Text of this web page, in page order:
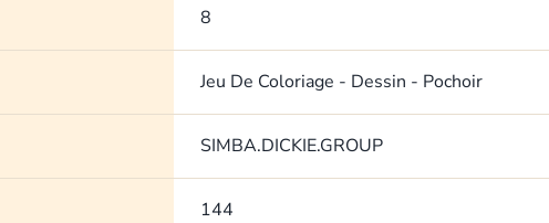
8
Jeu De Coloriage - Dessin - Pochoir
SIMBA.DICKIE.GROUP
144